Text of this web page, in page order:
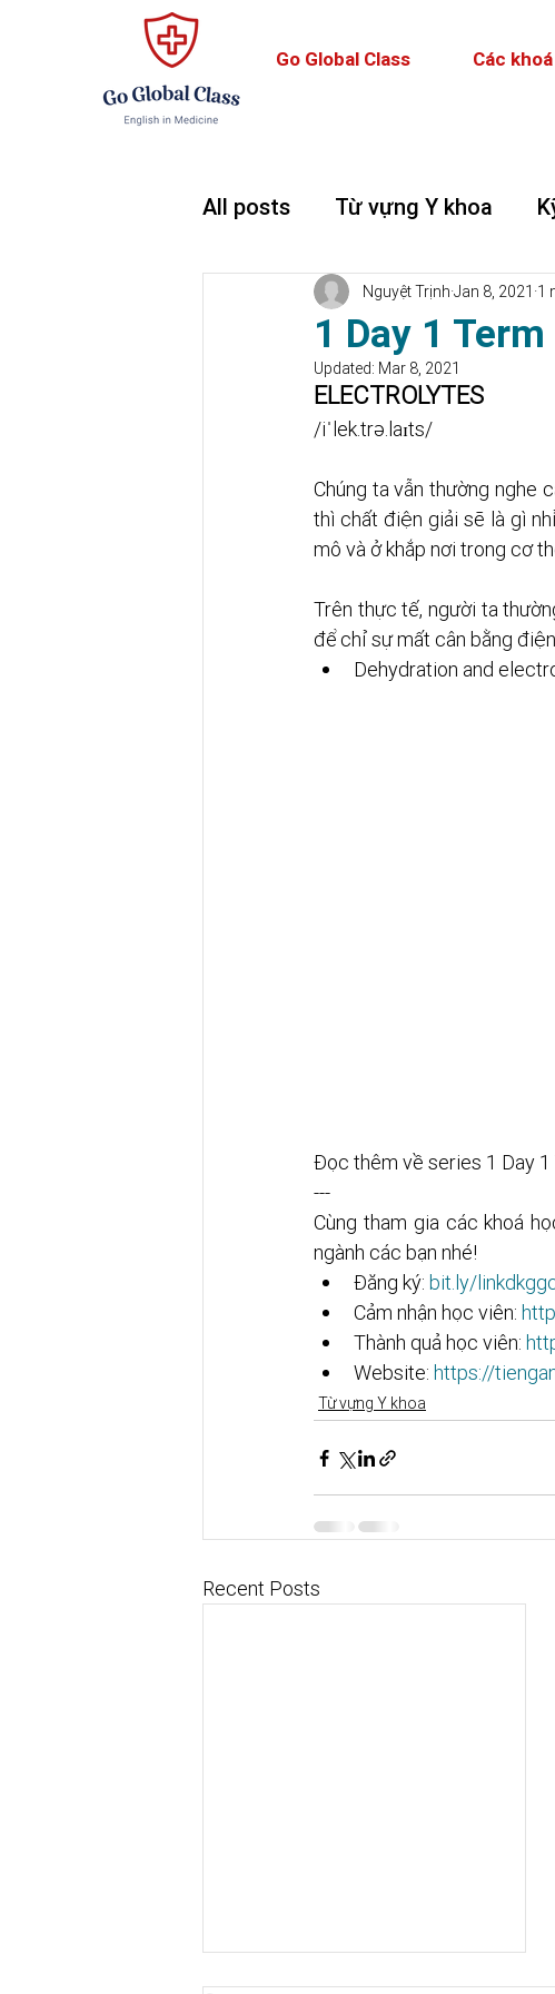
Go Global Class Các
All posts Từ vựng Y khoa
Teaching and Learning
1 Day 1
Nguyệt Trịnh Jan 8, 2021 1
Updated: Mar 8, 2021
ELECTROLYTES
/iˈlek.trə.laɪts/
Chúng ta vẫn thường nghe
thì chất điện giải sẽ là gì
mô và ở khắp nơi trong cơ
Trên thực tế, người ta
để chỉ sự mất cân bằng
Dehydration and
Đọc thêm về series 1 Day 1
---
Cùng tham gia các khoá
ngành các bạn nhé!
Đăng ký: bit.ly/
Cảm nhận học viên:
Thành quả học viên:
Website: https://
Từ vựng Y khoa
Recent Posts